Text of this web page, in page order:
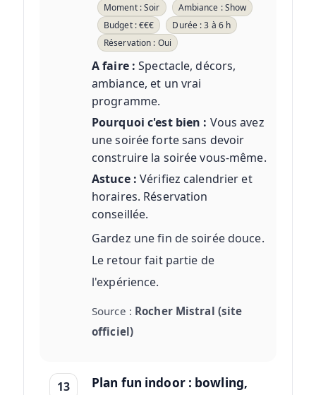
Moment : Soir
Ambiance : Show
Budget : €€€
Durée : 3 à 6 h
Réservation : Oui
A faire : Spectacle, décors,
ambiance, et un vrai
programme.
Pourquoi c'est bien : Vous avez
une soirée forte sans devoir
construire la soirée vous-même.
Astuce : Vérifiez calendrier et
horaires. Réservation
conseillée.
Gardez une fin de soirée douce.
Le retour fait partie de
l'expérience.
Source : Rocher Mistral (site
officiel)
13
Plan fun indoor : bowling,